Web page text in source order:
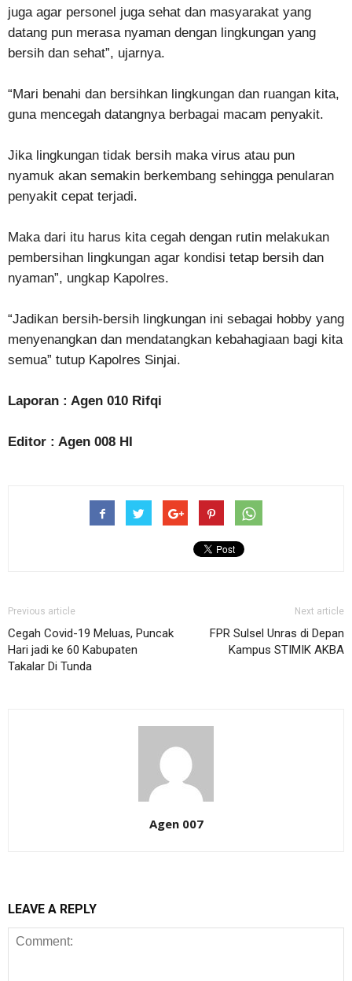
juga agar personel juga sehat dan masyarakat yang
datang pun merasa nyaman dengan lingkungan yang
bersih dan sehat”, ujarnya.
“Mari benahi dan bersihkan lingkungan dan ruangan kita,
guna mencegah datangnya berbagai macam penyakit.
Jika lingkungan tidak bersih maka virus atau pun
nyamuk akan semakin berkembang sehingga penularan
penyakit cepat terjadi.
Maka dari itu harus kita cegah dengan rutin melakukan
pembersihan lingkungan agar kondisi tetap bersih dan
nyaman”, ungkap Kapolres.
“Jadikan bersih-bersih lingkungan ini sebagai hobby yang
menyenangkan dan mendatangkan kebahagiaan bagi kita
semua” tutup Kapolres Sinjai.
Laporan : Agen 010 Rifqi
Editor : Agen 008 HI
Previous article
Cegah Covid-19 Meluas, Puncak
Hari jadi ke 60 Kabupaten
Takalar Di Tunda
Next article
FPR Sulsel Unras di Depan
Kampus STIMIK AKBA
Agen 007
LEAVE A REPLY